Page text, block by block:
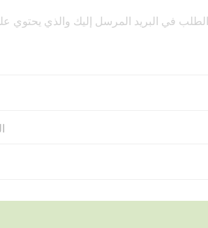
في البريد المرسل إليك والذي يحتوي